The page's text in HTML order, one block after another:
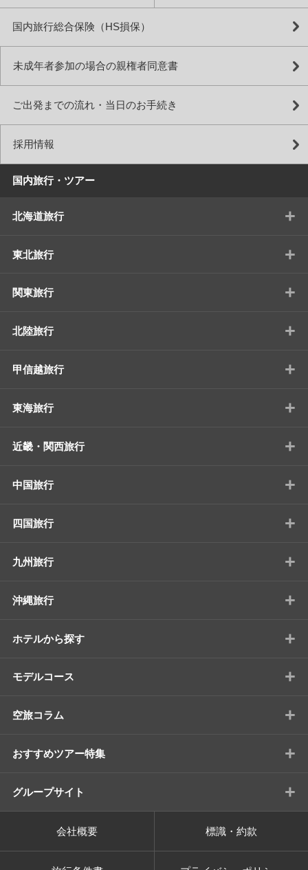
国内旅行総合保険（HS損保）
未成年者参加の場合の親権者同意書
ご出発までの流れ・当日のお手続き
採用情報
国内旅行・ツアー
北海道旅行 +
東北旅行 +
関東旅行 +
北陸旅行 +
甲信越旅行 +
東海旅行 +
近畿・関西旅行 +
中国旅行 +
四国旅行 +
九州旅行 +
沖縄旅行 +
ホテルから探す +
モデルコース +
空旅コラム +
おすすめツアー特集 +
グループサイト +
会社概要 標識・約款